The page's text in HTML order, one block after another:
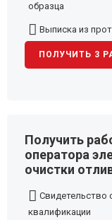
образца
Выписка из
ПОЛУЧИТЬ 3
Получить
оператора
очистки
Свидетельство
квалификации